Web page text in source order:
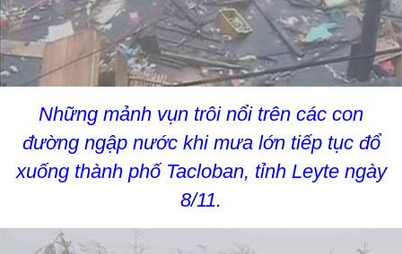
Những mảnh vụn trôi nổi trên các con
đường ngập nước khi mưa lớn tiếp tục đổ
xuống thành phố Tacloban, tỉnh Leyte ngày
8/11.